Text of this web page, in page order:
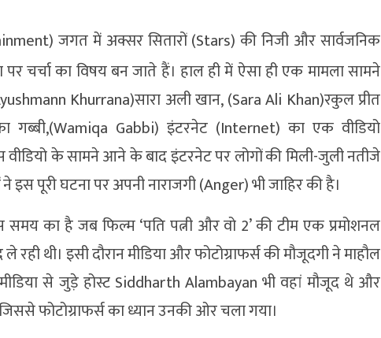
जगत में अक्सर सितारों (Stars) की निजी और सार्वजनिक
चर्चा का विषय बन जाते हैं। हाल ही में ऐसा ही एक मामला सामने
Khurrana)सारा अली खान, (Sara Ali Khan)रकुल प्रीत
गब्बी,(Wamiqa Gabbi) इंटरनेट (Internet) का एक वीडियो
के सामने आने के बाद इंटरनेट पर लोगों की मिली-जुली नतीजे
पूरी घटना पर अपनी नाराजगी (Anger) भी जाहिर की है।
समय का है जब फिल्म ‘पति पत्नी और वो 2’ की टीम एक प्रमोशनल
रही थी। इसी दौरान मीडिया और फोटोग्राफर्स की मौजूदगी ने माहौल
से जुड़े होस्ट Siddharth Alambayan भी वहां मौजूद थे और
फोटोग्राफर्स का ध्यान उनकी ओर चला गया।